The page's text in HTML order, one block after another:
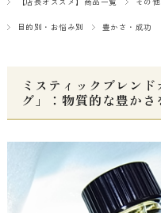
目的別・お悩み別 豊かさ・成功
ミスティックブレン
グ」：物質的な豊かさ